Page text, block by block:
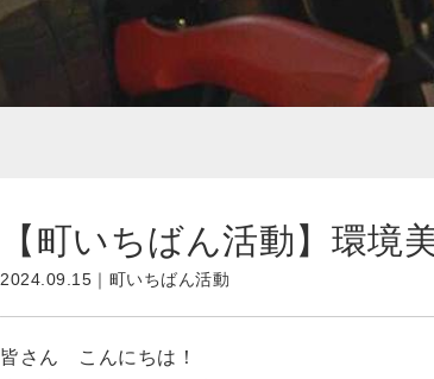
【町いちばん活動】環境
2024.09.15｜町いちばん活動
皆さん こんにちは！